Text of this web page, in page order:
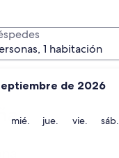
de 2026
martes
mié. miércoles
jue. jueves
vie. viernes
sáb.
1 habitación